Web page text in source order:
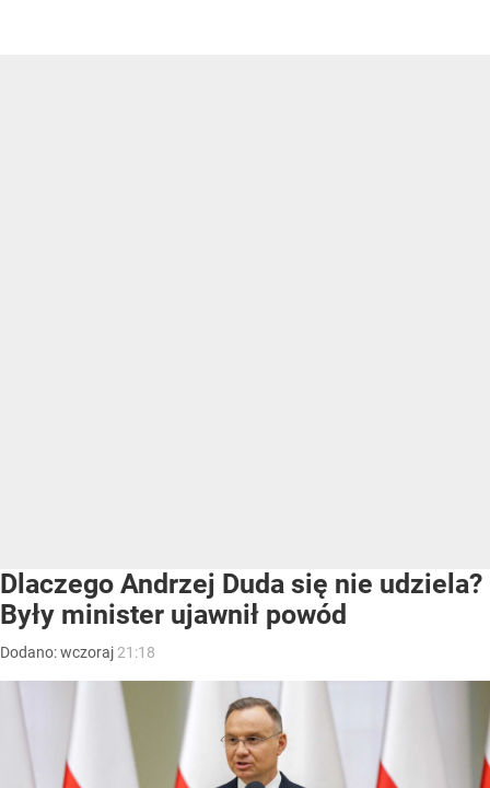
Dlaczego Andrzej Duda się nie udziela?
Były minister ujawnił powód
Dodano:wczoraj 21:18